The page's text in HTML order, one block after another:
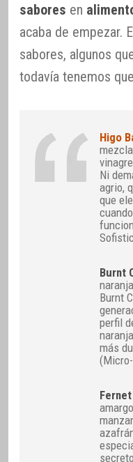
sabores en
acaba de empezar.
sabores, algunos
todavía tenemos
Higo
Ni
agrio,
que
Burnt
Burnt
perfil
más
Fernet